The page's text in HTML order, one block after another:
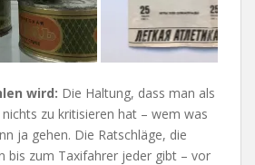
wird: Die Haltung, dass man als
zu kritisieren hat – wem was
ja gehen. Die Ratschläge, die
bis zum Taxifahrer jeder gibt – vor